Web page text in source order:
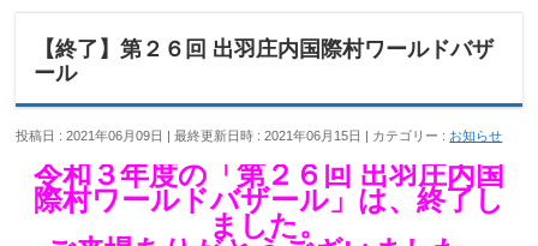
【終了】第２６回 出羽庄内国際村ワールドバザ
ール
投稿日 : 2021年06月09日 最終更新日時 : 2021年06月15日 カテゴリー : お知らせ
令和３年度の「第２６回 出羽庄内国
際村ワールドバザール」は、終了し
ました。